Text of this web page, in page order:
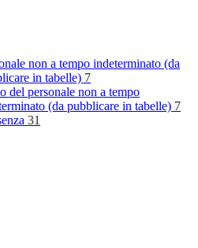
non a tempo indeterminato (da
in tabelle) 7
del personale non a tempo
(da pubblicare in tabelle) 7
31